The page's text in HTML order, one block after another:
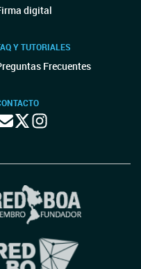
digital
Y TUTORIALES
Frecuentes